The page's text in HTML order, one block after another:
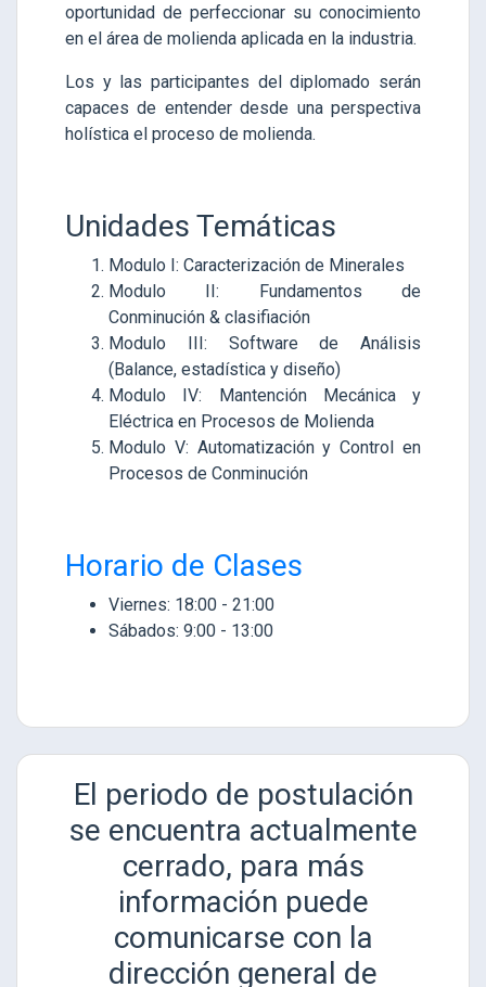
oportunidad de perfeccionar su conocimiento
en el área de molienda aplicada en la industria.
Los y las participantes del diplomado serán
capaces de entender desde una perspectiva
holística el proceso de molienda.
Unidades Temáticas
Modulo I: Caracterización de Minerales
Modulo II: Fundamentos de
Conminución & clasifiación
Modulo III: Software de Análisis
(Balance, estadística y diseño)
Modulo IV: Mantención Mecánica y
Eléctrica en Procesos de Molienda
Modulo V: Automatización y Control en
Procesos de Conminución
Horario de Clases
Viernes: 18:00 - 21:00
Sábados: 9:00 - 13:00
El periodo de postulación
se encuentra actualmente
cerrado, para más
información puede
comunicarse con la
dirección general de